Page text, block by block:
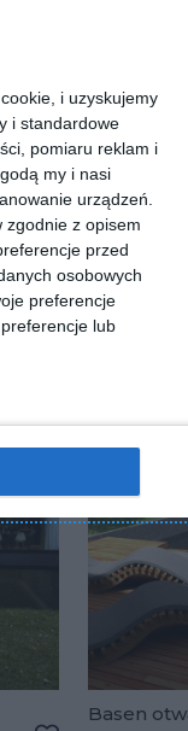
i uzyskujemy
i standardowe
pomiaru reklam i
my i nasi
urządzeń.
zgodnie z opisem
przed
osobowych
preferencje
lub
Basen